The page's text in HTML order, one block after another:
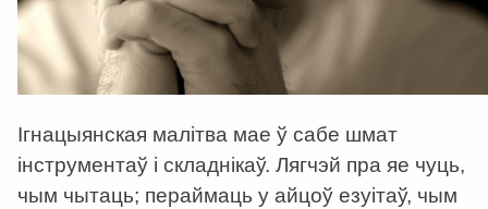
Ігнацыянская малітва мае ў сабе шмат
інструментаў і складнікаў. Лягчэй пра яе чуць,
чым чытаць; пераймаць у айцоў езуітаў, чым